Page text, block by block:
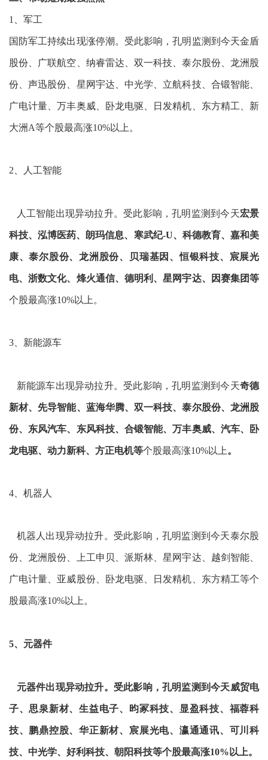
1、军工
国防军工持续出现涨停潮。受此影响，孔明监测到今天金盾
股份、广联航空、纳睿雷达、双一科技、泰尔股份、龙洲股
份、声迅股份、星网宇达、中光学、立航科技、合锻智能、
广电计量、万丰奥威、卧龙电驱、日发精机、东方精工、新
大洲A等个股最高涨10%以上。
2、人工智能
人工智能出现异动拉升。受此影响，孔明监测到今天宏景
科技、泓博医药、朗玛信息、寒武纪-U、科德教育、嘉和美
康、泰尔股份、龙洲股份、贝瑞基因、恒银科技、宸展光
电、浙数文化、烽火通信、德明利、星网宇达、因赛集团等
个股最高涨10%以上。
3、新能源车
新能源车出现异动拉升。受此影响，孔明监测到今天奇德
新材、先导智能、蓝海华腾、双一科技、泰尔股份、龙洲股
份、东风汽车、东风科技、合锻智能、万丰奥威、汽车、卧
龙电驱、动力新科、方正电机等个股最高涨10%以上。
4、机器人
机器人出现异动拉升。受此影响，孔明监测到今天泰尔股
份、龙洲股份、上工申贝、派斯林、星网宇达、越剑智能、
广电计量、亚威股份、卧龙电驱、日发精机、东方精工等个
股最高涨10%以上。
5、元器件
元器件出现异动拉升。受此影响，孔明监测到今天威贸电
子、思泉新材、生益电子、昀冢科技、显盈科技、福蓉科
技、鹏鼎控股、华正新材、宸展光电、瀛通通讯、可川科
技、中光学、好利科技、朝阳科技等个股最高涨10%以上。